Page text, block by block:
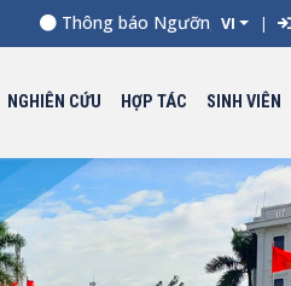
Thông báo Ngưỡng điểm xét
VI
NGHIÊN CỨU HỢP TÁC SINH VIÊN